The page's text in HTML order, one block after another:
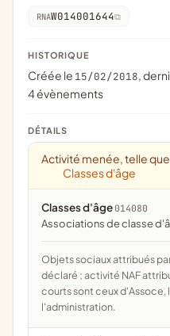
RNAW014001644
HISTORIQUE
Créée le 15/02/2018,
4 évènements
DÉTAILS
Activité menée, telle
Classes d'âge
Classes d'âge 014080
associations de classe
Objets sociaux attribués par l'administration d'après l'objet
déclaré ; activité NAF
courts sont ceux
l'administration.